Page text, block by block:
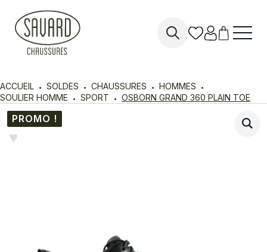
ACCUEIL SOLDES CHAUSSURES
HOMMES
SOULIER HOMME
SPORT OSBORN GRAND 360 PLAIN TOE
PROMO !
♥︎